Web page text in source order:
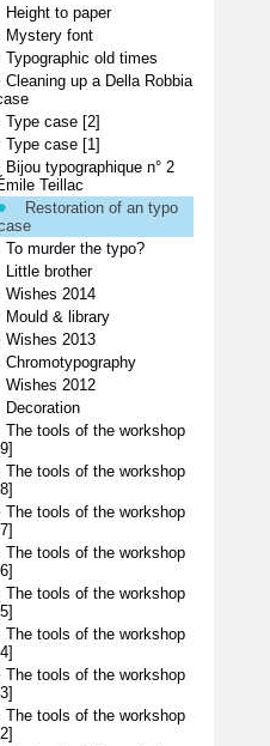
Height to paper
Mystery font
Typographic old times
Cleaning up a Della Robbia
Type case [2]
Type case [1]
Bijou typographique n° 2
Teillac
Restoration of an typo
To murder the typo?
Little brother
Wishes 2014
Mould & library
Wishes 2013
Chromotypography
Wishes 2012
Decoration
The tools of the workshop
The tools of the workshop
The tools of the workshop
The tools of the workshop
The tools of the workshop
The tools of the workshop
The tools of the workshop
The tools of the workshop